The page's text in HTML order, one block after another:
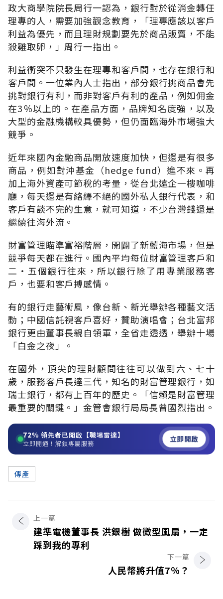
政大商學院院長周行一認為，銀行對於從消金轉任
理專的人，需要加強觀念教育，「理專應該以客戶
利益為優先，而且理財規劃要先於商品販賣，不能
殺雞取卵，」周行一指出。
利益衝突不只發生在理專和客戶間，也存在銀行和
客戶間。一位業內人士指出，部分銀行挑商品會先
挑對銀行有利，而非對客戶有利的產品，例如佣金
在3％以上的。在產品方面，品牌知名度強，以及
大型的金融機構較具優勢，但仍面臨海外市場強大
競爭。
近年來國內金融商品開放速度加快，但還是有很多
商品，例如對沖基金（hedge fund）進不來。再
加上海外資產可節稅的考量，從台北遠企一樓咖啡
廳，每天還是有絡繹不絕的國外私人銀行代表，和
客戶有談不完的生意，就可知道，不少台灣錢還是
繼續往海外流。
財富管理瞄準富裕階層，開闢了新藍海市場，但是
競爭每天都在進行。國內平均每位財富管理客戶和
二‧五個銀行往來，所以銀行除了用專業服務客
戶，也要和客戶搏感情。
有的銀行走藝術風，像台新、新光舉辦各種藝文活
動；中國信託視客戶喜好，贊助演唱會；台北富邦
銀行更由董事長親自領軍，全省走透透，舉辦十場
「白金之夜」。
在國外，頂尖的理財顧問往往可以做到六、七十
歲，服務客戶長達三代，知名的財富管理銀行，如
瑞士銀行，都有上百年的歷史。「信賴是財富管理
最重要的關鍵。」金管會銀行局局長曾國烈指出。
72% 領先者已開啟【職場雷達】
立即開通！解鎖專屬服務 立即開啟
傳產
上一篇
建準電機董事長 洪銀樹 做微型風扇，一定
踩到我的專利
下一篇
人民幣將升值7％？